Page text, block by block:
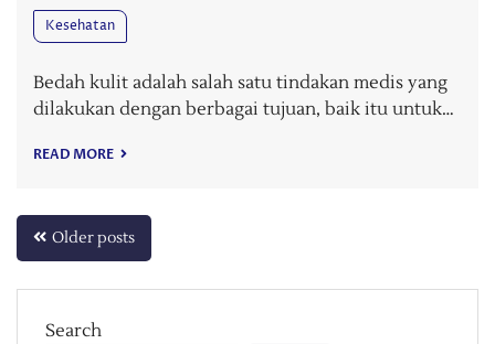
Kesehatan
Bedah kulit adalah salah satu tindakan medis yang
dilakukan dengan berbagai tujuan, baik itu untuk…
READ MORE
Posts
navigation
Older posts
Search